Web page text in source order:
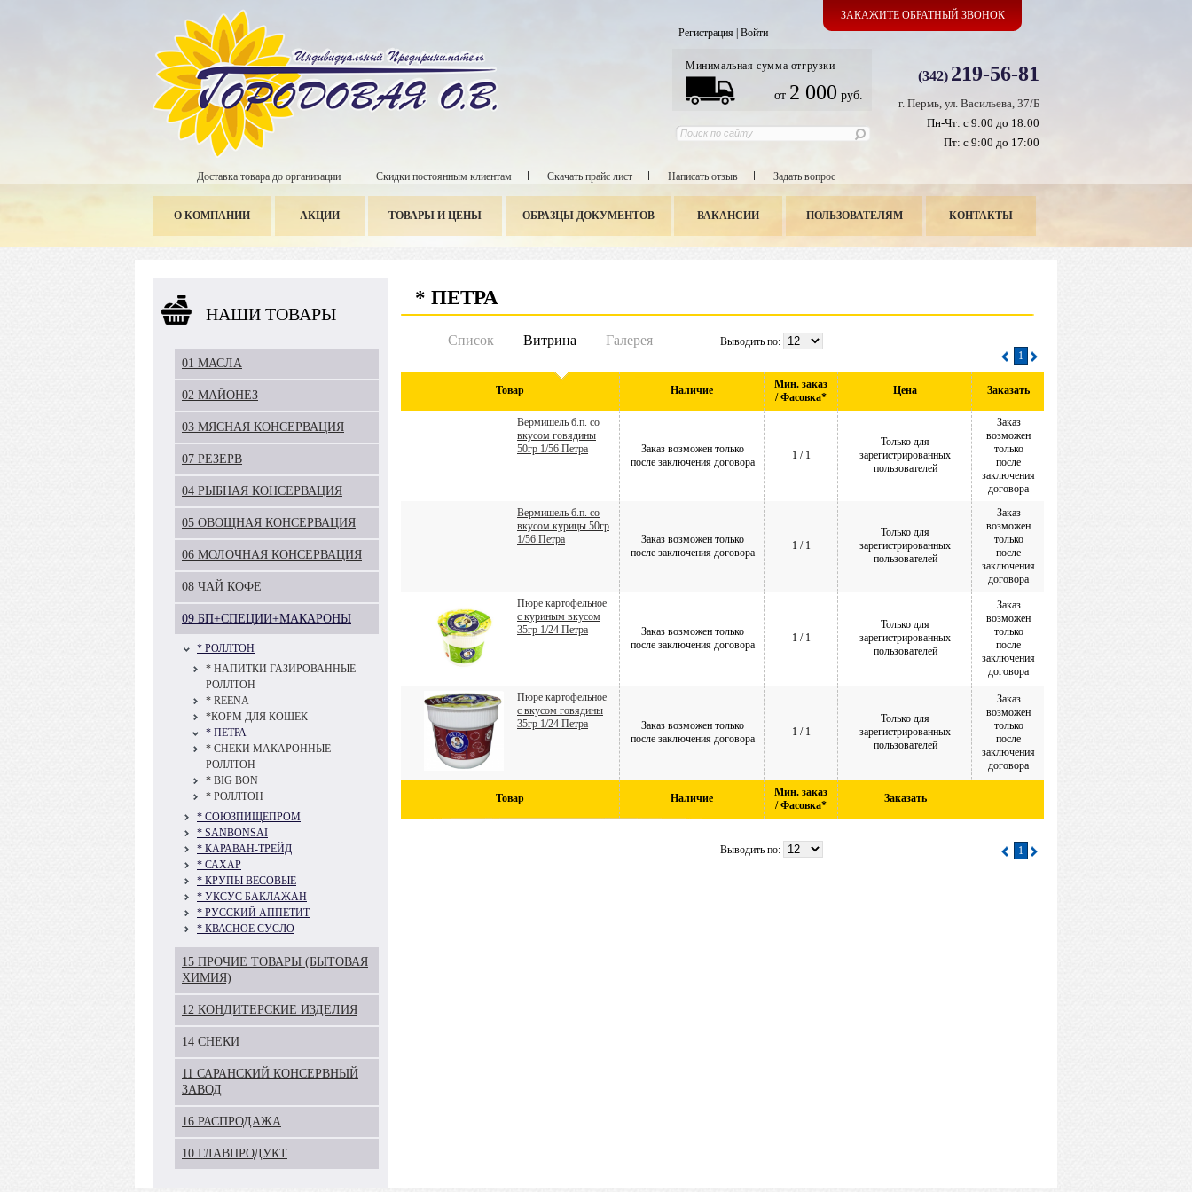
(342) 219-56-81
г. Пермь, ул. Васильева, 37/Б
Пн-Чт: с 9:00 до 18:00
Пт: с 9:00 до 17:00
Регистрация Войти
Минимальная сумма отгрузки
от 2 000 руб.
Доставка товара до организации Скидки постоянным клиентам Скачать прайс лист Написать отзыв Задать вопрос
О КОМПАНИИ АКЦИИ ТОВАРЫ И ЦЕНЫ ОБРАЗЦЫ ДОКУМЕНТОВ ВАКАНСИИ ПОЛЬЗОВАТЕЛЯМ КОНТАКТЫ
ЗАКАЖИТЕ ОБРАТНЫЙ ЗВОНОК
НАШИ ТОВАРЫ
01 МАСЛА
02 МАЙОНЕЗ
03 МЯСНАЯ КОНСЕРВАЦИЯ
07 РЕЗЕРВ
04 РЫБНАЯ КОНСЕРВАЦИЯ
05 ОВОЩНАЯ КОНСЕРВАЦИЯ
06 МОЛОЧНАЯ КОНСЕРВАЦИЯ
08 ЧАЙ КОФЕ
09 БП+СПЕЦИИ+МАКАРОНЫ
* РОЛЛТОН
* НАПИТКИ ГАЗИРОВАННЫЕ
РОЛЛТОН
* REENA
*КОРМ ДЛЯ КОШЕК
* ПЕТРА
* СНЕКИ МАКАРОННЫЕ
РОЛЛТОН
* BIG BON
* РОЛЛТОН
* СОЮЗПИЩЕПРОМ
* SANBONSAI
* КАРАВАН-ТРЕЙД
* САХАР
* КРУПЫ ВЕСОВЫЕ
* УКСУС БАКЛАЖАН
* РУССКИЙ АППЕТИТ
* КВАСНОЕ СУСЛО
15 ПРОЧИЕ ТОВАРЫ (БЫТОВАЯ
ХИМИЯ)
12 КОНДИТЕРСКИЕ ИЗДЕЛИЯ
14 СНЕКИ
11 САРАНСКИЙ КОНСЕРВНЫЙ
ЗАВОД
16 РАСПРОДАЖА
10 ГЛАВПРОДУКТ
* ПЕТРА
Список Витрина Галерея
Выводить по:
1
Товар Наличие
Мин. заказ
/ Фасовка*
Цена Заказать
Вермишель б.п. со
вкусом говядины
50гр 1/56 Петра
Заказ возможен только
после заключения договора
1 / 1
Только для
зарегистрированных
пользователей
Заказ
возможен
только
после
заключения
договора
Вермишель б.п. со
вкусом курицы 50гр
1/56 Петра
Заказ возможен только
после заключения договора
1 / 1
Только для
зарегистрированных
пользователей
Заказ
возможен
только
после
заключения
договора
Пюре картофельное
с куриным вкусом
35гр 1/24 Петра
Заказ возможен только
после заключения договора
1 / 1
Только для
зарегистрированных
пользователей
Заказ
возможен
только
после
заключения
договора
Пюре картофельное
с вкусом говядины
35гр 1/24 Петра
Заказ возможен только
после заключения договора
1 / 1
Только для
зарегистрированных
пользователей
Заказ
возможен
только
после
заключения
договора
Товар Наличие
Мин. заказ
/ Фасовка*
Заказать
1
Выводить по: